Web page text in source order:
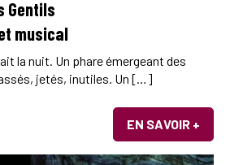
Gentils
musical
la nuit. Un phare émergeant des
jetés, inutiles. Un […]
EN SAVOIR +